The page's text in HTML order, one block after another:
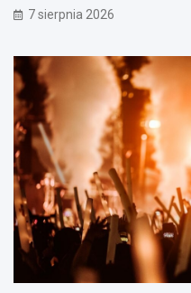
7 sierpnia 2026